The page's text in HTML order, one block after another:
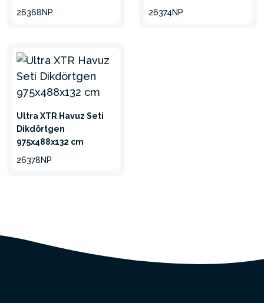
26368NP
26374NP
Ultra XTR Havuz Seti
Dikdörtgen
975x488x132 cm
26378NP